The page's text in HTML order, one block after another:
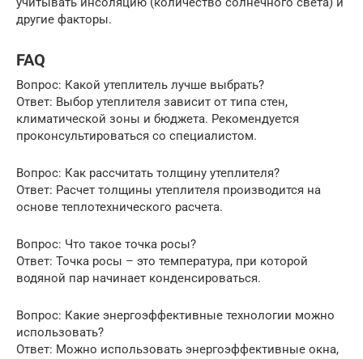
другие факторы.
FAQ
Вопрос: Какой утеплитель лучше выбрать?
Ответ: Выбор утеплителя зависит от типа стен,
климатической зоны и бюджета. Рекомендуется
проконсультироваться со специалистом.
Вопрос: Как рассчитать толщину утеплителя?
Ответ: Расчет толщины утеплителя производится на
основе теплотехнического расчета.
Вопрос: Что такое точка росы?
Ответ: Точка росы – это температура, при которой
водяной пар начинает конденсироваться.
Вопрос: Какие энергоэффективные технологии можно
использовать?
Ответ: Можно использовать энергоэффективные окна,